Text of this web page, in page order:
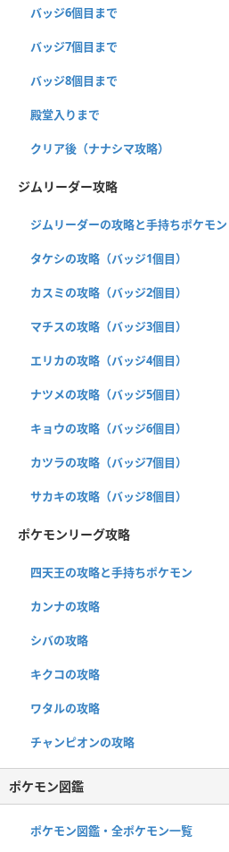
バッジ6個目まで
バッジ7個目まで
バッジ8個目まで
殿堂入りまで
クリア後（ナナシマ攻略）
ジムリーダー攻略
ジムリーダーの攻略と手持ちポケモン
タケシの攻略（バッジ1個目）
カスミの攻略（バッジ2個目）
マチスの攻略（バッジ3個目）
エリカの攻略（バッジ4個目）
ナツメの攻略（バッジ5個目）
キョウの攻略（バッジ6個目）
カツラの攻略（バッジ7個目）
サカキの攻略（バッジ8個目）
ポケモンリーグ攻略
四天王の攻略と手持ちポケモン
カンナの攻略
シバの攻略
キクコの攻略
ワタルの攻略
チャンピオンの攻略
ポケモン図鑑
ポケモン図鑑・全ポケモン一覧